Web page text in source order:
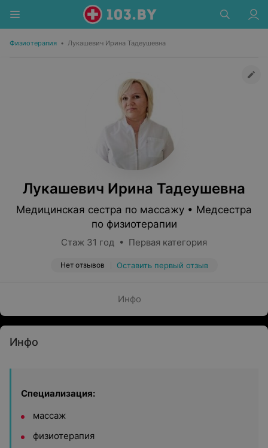
Физиотерапия • Лукашевич Ирина Тадеушевна
Лукашевич Ирина Тадеушевна
Медицинская сестра по массажу • Медсестра
по физиотерапии
Стаж 31 год • Первая категория
Нет отзывов Оставить первый отзыв
Инфо
Инфо
Специализация:
массаж
физиотерапия